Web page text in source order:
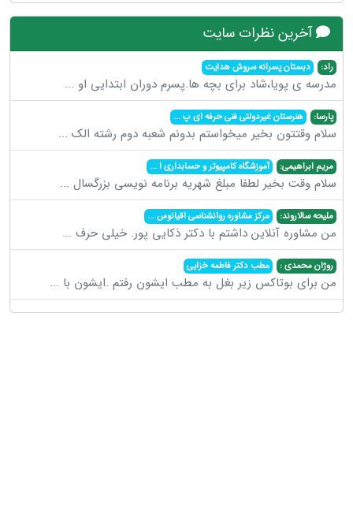
آخرین نظرات سایت
راد: دبستان پسرانه سروش هدایت
مدرسه ی پویا،شاد برای بچه ها.پسرم دوران ابتدایی او ...
پارسا: هنرستان غیردولتی فنی حرفه ای پ...
سلام وقتتون بخیر میخواستم بدونم شعبه دوم رشته الک ...
مریم ابراهیمی: آموزشگاه کامپیوتر و حسابداری ا...
سلام وقت بخیر لطفا مبلغ شهریه برنامه نویسی بزرگسال ...
ملیحه سالاروند: مرکز مشاوره روانشناسی اقیانوس...
من مشاوره آنلاین داشتم با دکتر ذکایی پور. خیلی حرف ...
روژان محمدی : مطب دکتر فاطمه خزایی
من برای بوتاکس زیر بغل به مطب ایشون رفتم .ایشون با ...